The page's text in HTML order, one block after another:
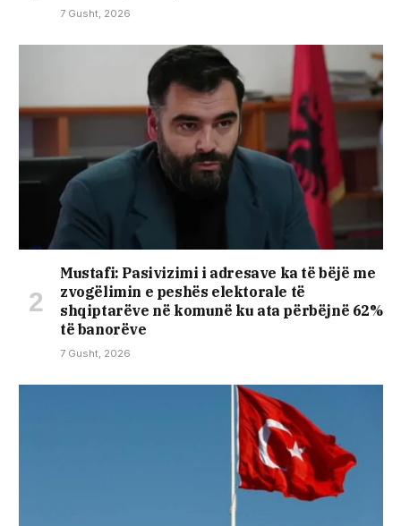
7 Gusht, 2026
Mustafi: Pasivizimi i adresave ka të bëjë me
zvogëlimin e peshës elektorale të
shqiptarëve në komunë ku ata përbëjnë 62%
të banorëve
7 Gusht, 2026